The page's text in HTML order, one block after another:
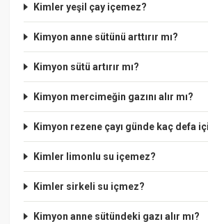
Kimler yeşil çay içemez?
Kimyon anne sütünü arttırır mı?
Kimyon sütü artırır mı?
Kimyon mercimeğin gazını alır mı?
Kimyon rezene çayı günde kaç defa
Kimler limonlu su içemez?
Kimler sirkeli su içmez?
Kimyon anne sütündeki gazı alır mı?